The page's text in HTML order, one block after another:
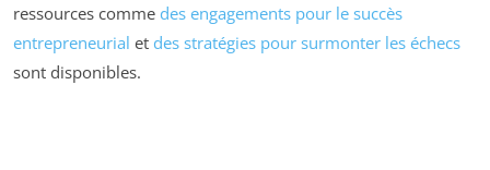
ressources comme des engagements pour le succès
entrepreneurial et des stratégies pour surmonter les échecs
sont disponibles.